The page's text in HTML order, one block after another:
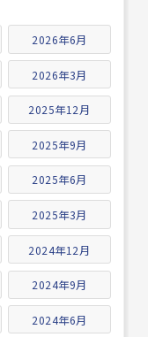
2026年6月
2026年3月
2025年12月
2025年9月
2025年6月
2025年3月
2024年12月
2024年9月
2024年6月